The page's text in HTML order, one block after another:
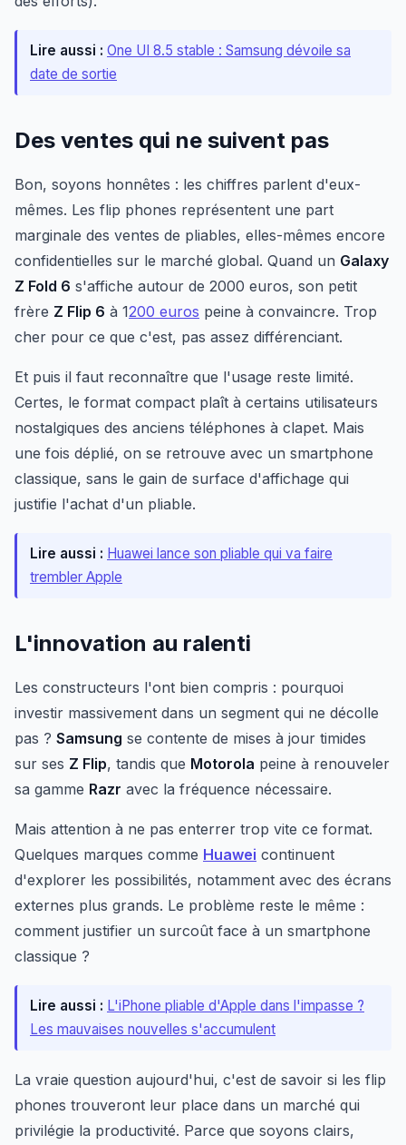
Lire aussi : One UI 8.5 stable : Samsung dévoile sa
date de sortie
Des ventes qui ne suivent pas
Bon, soyons honnêtes : les chiffres parlent d'eux-
mêmes. Les flip phones représentent une part
marginale des ventes de pliables, elles-mêmes encore
confidentielles sur le marché global. Quand un Galaxy
Z Fold 6 s'affiche autour de 2000 euros, son petit
frère Z Flip 6 à 1200 euros peine à convaincre. Trop
cher pour ce que c'est, pas assez différenciant.
Et puis il faut reconnaître que l'usage reste limité.
Certes, le format compact plaît à certains utilisateurs
nostalgiques des anciens téléphones à clapet. Mais
une fois déplié, on se retrouve avec un smartphone
classique, sans le gain de surface d'affichage qui
justifie l'achat d'un pliable.
Lire aussi : Huawei lance son pliable qui va faire
trembler Apple
L'innovation au ralenti
Les constructeurs l'ont bien compris : pourquoi
investir massivement dans un segment qui ne décolle
pas ? Samsung se contente de mises à jour timides
sur ses Z Flip, tandis que Motorola peine à renouveler
sa gamme Razr avec la fréquence nécessaire.
Mais attention à ne pas enterrer trop vite ce format.
Quelques marques comme Huawei continuent
d'explorer les possibilités, notamment avec des écrans
externes plus grands. Le problème reste le même :
comment justifier un surcoût face à un smartphone
classique ?
Lire aussi : L'iPhone pliable d'Apple dans l'impasse ?
Les mauvaises nouvelles s'accumulent
La vraie question aujourd'hui, c'est de savoir si les flip
phones trouveront leur place dans un marché qui
privilégie la productivité. Parce que soyons clairs,